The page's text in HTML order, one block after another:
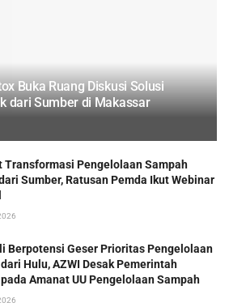
Buka Ruang Diskusi Solusi
dari Sumber di Makassar
Transformasi Pengelolaan Sampah
Sumber, Ratusan Pemda Ikut Webinar
Berpotensi Geser Prioritas Pengelolaan
Hulu, AZWI Desak Pemerintah
Amanat UU Pengelolaan Sampah